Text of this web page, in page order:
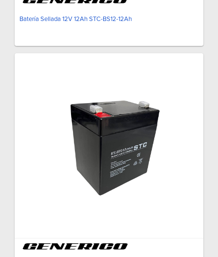
Batería Sellada 12V 12Ah STC-BS12-12Ah